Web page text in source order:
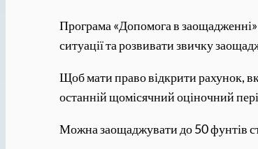
Програма «Допомога в
ситуації та розвивати звичку
Щоб мати право відкрити рахунок,
останній щомісячний оціночний
Можна заощаджувати до 50 фунтів